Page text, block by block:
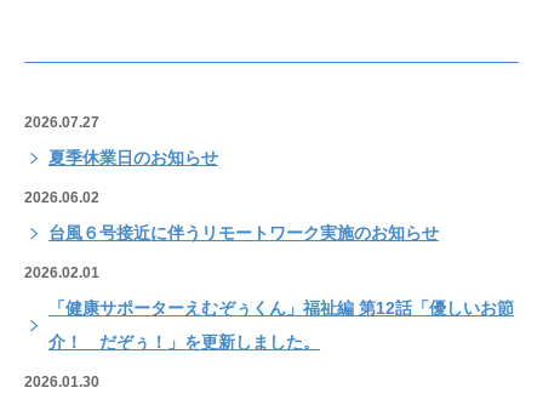
2026.07.27
夏季休業日のお知らせ
2026.06.02
台風６号接近に伴うリモートワーク実施のお知らせ
2026.02.01
「健康サポーターえむぞぅくん」福祉編 第12話「優しいお節
介！ だぞぅ！」を更新しました。
2026.01.30